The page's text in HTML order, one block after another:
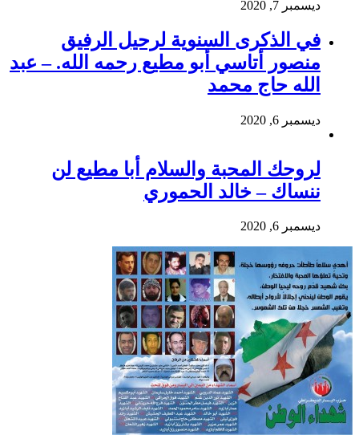
ديسمبر 7, 2020
في الذكرى السنوية لرحيل الرفيق
منصور أتاسي أبو مطيع رحمه الله. – عبد
الله حاج محمد
ديسمبر 6, 2020
لروحك المحبة والسلام أبا مطيع لن
ننساك – خالد الحموري
ديسمبر 6, 2020